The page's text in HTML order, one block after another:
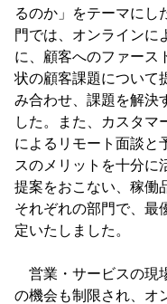
るのか」をテーマにし
門では、オンラインに
に、顧客へのファース
状の顧客課題について
み合わせ、課題を解決
した。また、カスタマ
によるリモート面談と
スのメリットを十分に
提案をおこない、稼働
それぞれの部門で、最
定いたしました。
営業・サービスの現
の機会も制限され、オ